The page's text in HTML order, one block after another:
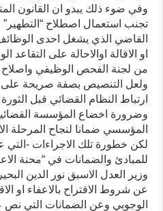
وفي ضوء ذلك يبدو ان القانون
تجنب استعمال اصطلاح “التطهير”
القاضي الذي يشغل احدى الوظائف
او الاقالة اوالاحالة على التقاعد
من لجنة الفحص الوظيفي
ولعل التنصيص بصفة صريحة على
ارتباط النظام القضائي قبل
وضرورة اخضاع المؤسسة
المؤسسي ضمانا لنجاح المرحلة
لكن خطورة تلك الاجراءات -
للمبادئ والضمانات في “محنة
وزير العدل الاسبق نور الدين
عن شروط الاقتراح بالاعفاء او
الوجوبي وعن الضمانات التي نص